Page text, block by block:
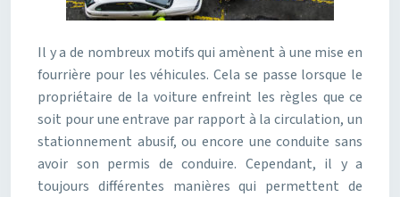
Il y a de nombreux motifs qui amènent à une mise en
fourrière pour les véhicules. Cela se passe lorsque le
propriétaire de la voiture enfreint les règles que ce
soit pour une entrave par rapport à la circulation, un
stationnement abusif, ou encore une conduite sans
avoir son permis de conduire. Cependant, il y a
toujours différentes manières qui permettent de